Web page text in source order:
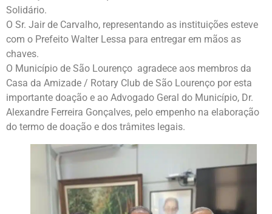
Solidário.
O Sr. Jair de Carvalho, representando as instituições esteve
com o Prefeito Walter Lessa para entregar em mãos as
chaves.
O Município de São Lourenço agradece aos membros da
Casa da Amizade / Rotary Club de São Lourenço por esta
importante doação e ao Advogado Geral do Município, Dr.
Alexandre Ferreira Gonçalves, pelo empenho na elaboração
do termo de doação e dos trâmites legais.